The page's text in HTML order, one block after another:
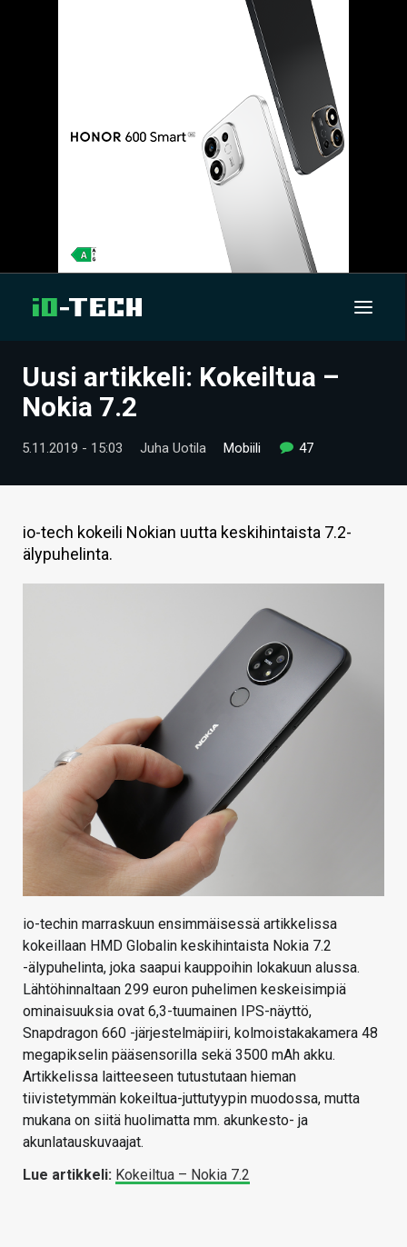
UUTISET
TIETOA
HINTA.FI
HAKU
Uusi artikkeli: Kokeiltua –
Nokia 7.2
5.11.2019 - 15:03 Juha Uotila Mobiili 47
io-tech kokeili Nokian uutta keskihintaista 7.2-
älypuhelinta.
io-techin marraskuun ensimmäisessä artikkelissa
kokeillaan HMD Globalin keskihintaista Nokia 7.2
-älypuhelinta, joka saapui kauppoihin lokakuun alussa.
Lähtöhinnaltaan 299 euron puhelimen keskeisimpiä
ominaisuuksia ovat 6,3-tuumainen IPS-näyttö,
Snapdragon 660 -järjestelmäpiiri, kolmoistakakamera 48
megapikselin pääsensorilla sekä 3500 mAh akku.
Artikkelissa laitteeseen tutustutaan hieman
tiivistetymmän kokeiltua-juttutyypin muodossa, mutta
mukana on siitä huolimatta mm. akunkesto- ja
akunlatauskuvaajat.
Lue artikkeli: Kokeiltua – Nokia 7.2